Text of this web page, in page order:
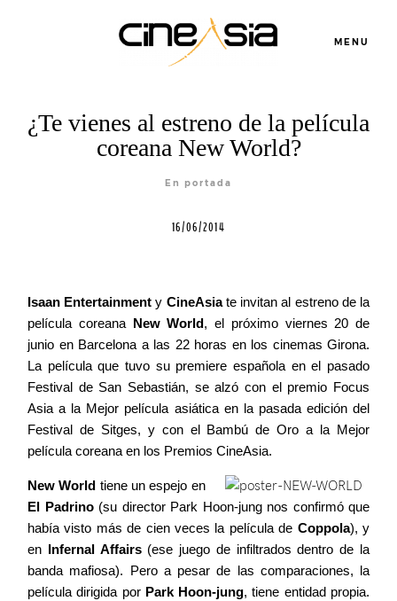
MENU
¿Te vienes al estreno de la película
coreana New World?
En portada
16/06/2014
Isaan Entertainment y CineAsiate invitan al estreno de la
película coreana New World, el próximo viernes 20 de
junio en Barcelona a las 22 horas en los cinemas Girona.
La película que tuvo su premiere española en el pasado
Festival de San Sebastián, se alzó con el premio Focus
Asia a la Mejor película asiática en la pasada edición del
Festival de Sitges, y con el Bambú de Oro a la Mejor
película coreana en los Premios CineAsia.
New World tiene un espejo en
El Padrino(su director Park Hoon-jung nos confirmó que
había visto más de cien veces la película de Coppola), y
en Infernal Affairs(ese juego de infiltrados dentro de la
banda mafiosa). Pero a pesar de las comparaciones, la
película dirigida por Park Hoon-jung, tiene entidad propia.
Agenda
Contacto
©2026 COPYRIGHT FLOTHEMES